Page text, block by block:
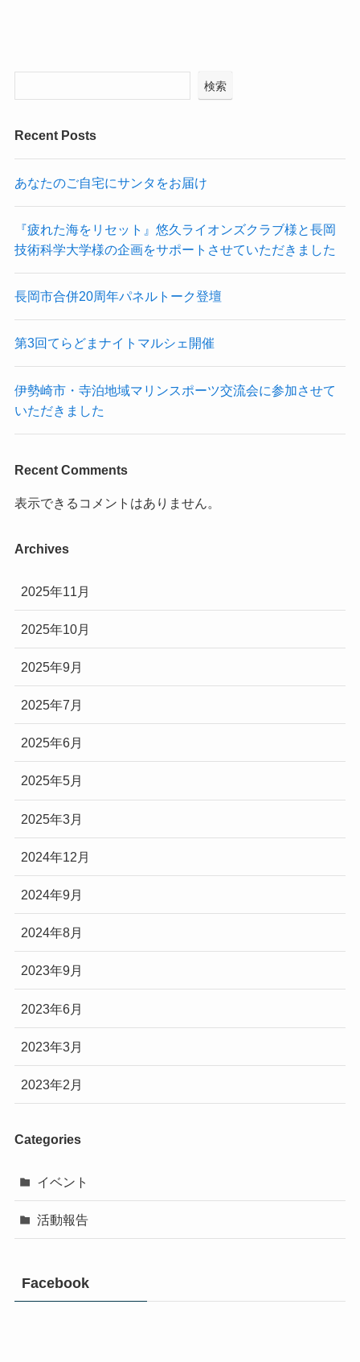
検索
Recent Posts
あなたのご自宅にサンタをお届け
『疲れた海をリセット』悠久ライオンズクラブ様と長岡
技術科学大学様の企画をサポートさせていただきました
長岡市合併20周年パネルトーク登壇
第3回てらどまナイトマルシェ開催
伊勢崎市・寺泊地域マリンスポーツ交流会に参加させて
いただきました
Recent Comments
表示できるコメントはありません。
Archives
2025年11月
2025年10月
2025年9月
2025年7月
2025年6月
2025年5月
2025年3月
2024年12月
2024年9月
2024年8月
2023年9月
2023年6月
2023年3月
2023年2月
Categories
イベント
活動報告
Facebook